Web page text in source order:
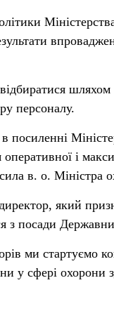
персоналу.
посиленні
і
в. о. Міністра
який
з посади
ми стартуємо
у сфері охорони